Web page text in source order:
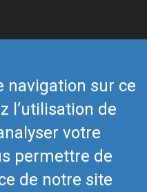
navigation sur ce
l’utilisation de
votre
permettre de
de notre site